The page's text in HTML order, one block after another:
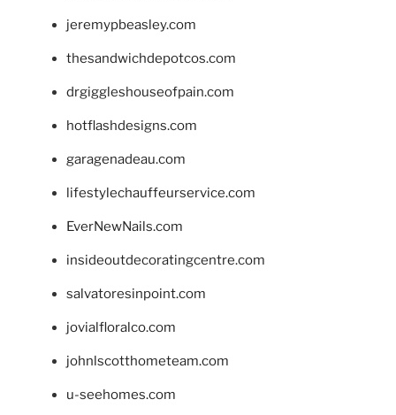
jeremypbeasley.com
thesandwichdepotcos.com
drgiggleshouseofpain.com
hotflashdesigns.com
garagenadeau.com
lifestylechauffeurservice.com
EverNewNails.com
insideoutdecoratingcentre.com
salvatoresinpoint.com
jovialfloralco.com
johnlscotthometeam.com
u-seehomes.com